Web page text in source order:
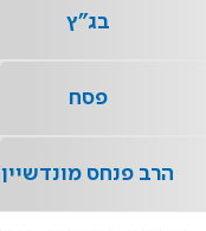
בג"ץ
פסח
הרב פנחס מונדשיין